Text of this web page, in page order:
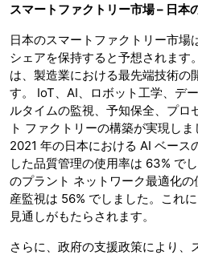
スマートファクトリー市場 – 日本
日本のスマートファクトリー市場
シェアを保持すると予想されます
は、製造業における最先端技術の
す。 IoT、AI、ロボット工学、デ
ルタイムの監視、予知保全、プロ
ト ファクトリーの構築が実現しま
2021 年の日本における AI ベース
した品質管理の使用率は 63% で
のプラント ネットワーク最適化
産監視は 56% でしました。これ
見通しがもたらされます。
さらに、政府の支援政策により、